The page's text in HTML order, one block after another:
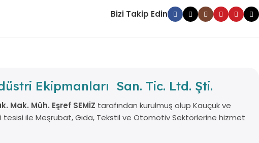
Bizi Takip Edin
Ekipmanları San. Tic. Ltd. Şti.
Mak. Müh. Eşref SEMİZ tarafından kurulmuş olup Kauçuk ve
tesisi ile Meşrubat, Gıda, Tekstil ve Otomotiv Sektörlerine hizmet